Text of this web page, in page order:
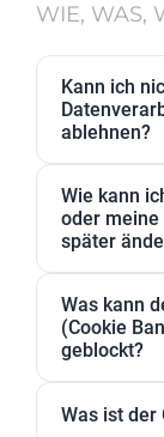
WIE, WAS,
Kann ich
ablehnen?
nicht
Wie kann
oder meine
später
ändern.
jederzeit
Was kann
(Cookie
geblockt?
JavaScript-
Was ist der